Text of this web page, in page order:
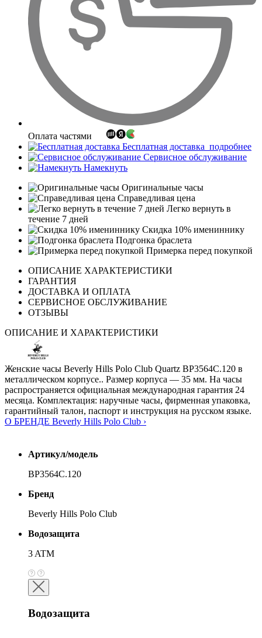
Оплата частями
Бесплатная доставка подробнее
Сервисное обслуживание
Намекнуть
Оригинальные часы
Справедливая цена
Легко вернуть в
течение 7 дней
Скидка 10% имениннику
Подгонка браслета
Примерка перед покупкой
ОПИСАНИЕ ХАРАКТЕРИСТИКИ
ГАРАНТИЯ
ДОСТАВКА И ОПЛАТА
СЕРВИСНОЕ ОБСЛУЖИВАНИЕ
ОТЗЫВЫ
ОПИСАНИЕ И ХАРАКТЕРИСТИКИ
Женские часы Beverly Hills Polo Club Quartz BP3564C.120 в
металлическом корпусе.. Размер корпуса — 35 мм. На часы
распространяется официальная международная гарантия 24
месяца. Комплектация: наручные часы, фирменная упаковка,
гарантийный талон, паспорт и инструкция на русском языке.
О БРЕНДЕ Beverly Hills Polo Club ›
Артикул/модель
BP3564C.120
Бренд
Beverly Hills Polo Club
Водозащита
3 ATM
Водозащита